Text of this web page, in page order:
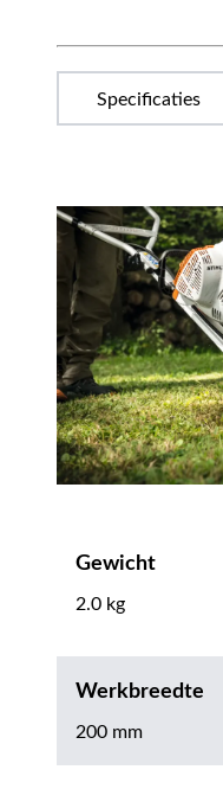
Gewicht
2.0 kg
Werkbreedte
200 mm